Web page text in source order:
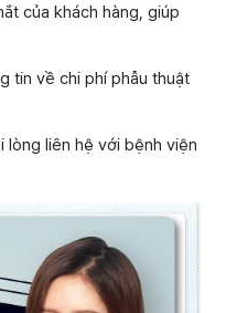
của khách hàng, giúp
tin về chi phí phẫu thuật
liên hệ với bệnh viện